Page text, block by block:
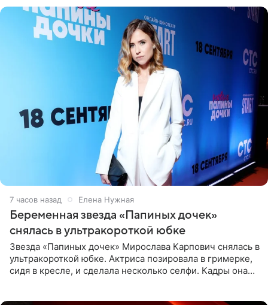
7 часов назад Елена Нужная
Беременная звезда «Папиных дочек»
снялась в ультракороткой юбке
Звезда «Папиных дочек» Мирослава Карпович снялась в
ультракороткой юбке. Актриса позировала в гримерке,
сидя в кресле, и сделала несколько селфи. Кадры она